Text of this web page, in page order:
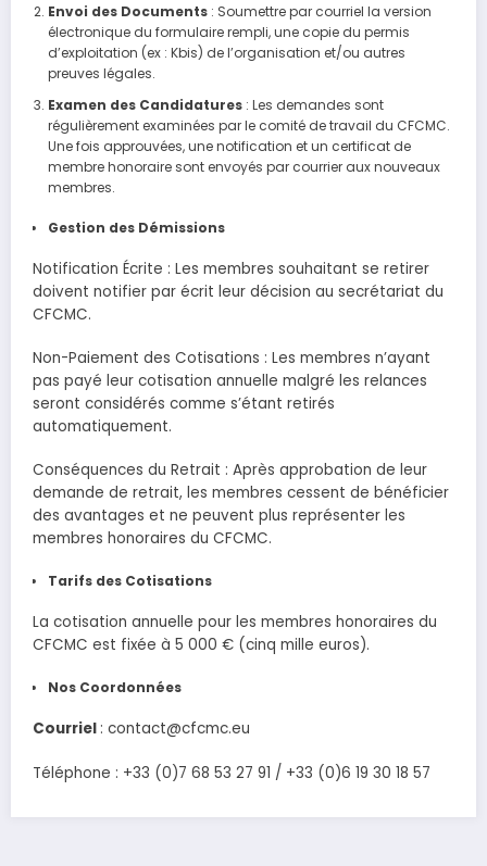
Envoi des Documents: Soumettre par courriel la version
électronique du formulaire rempli, une copie du permis
d’exploitation (ex : Kbis) de l’organisation et/ou autres
preuves légales.
Examen des Candidatures: Les demandes sont
régulièrement examinées par le comité de travail du CFCMC.
Une fois approuvées, une notification et un certificat de
membre honoraire sont envoyés par courrier aux nouveaux
membres.
Gestion des Démissions
Notification Écrite : Les membres souhaitant se retirer
doivent notifier par écrit leur décision au secrétariat du
CFCMC.
Non-Paiement des Cotisations : Les membres n’ayant
pas payé leur cotisation annuelle malgré les relances
seront considérés comme s’étant retirés
automatiquement.
Conséquences du Retrait : Après approbation de leur
demande de retrait, les membres cessent de bénéficier
des avantages et ne peuvent plus représenter les
membres honoraires du CFCMC.
Tarifs des Cotisations
La cotisation annuelle pour les membres honoraires du
CFCMC est fixée à 5 000 € (cinq mille euros).
Nos Coordonnées
Courriel : contact@cfcmc.eu
Téléphone : +33 (0)7 68 53 27 91 / +33 (0)6 19 30 18 57